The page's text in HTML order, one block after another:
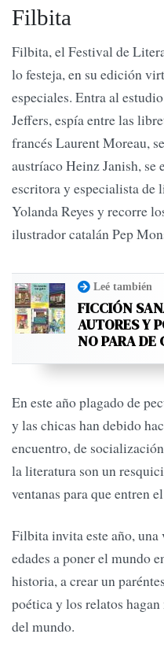
Filbita
Filbita, el Festival de
lo festeja, en su edición
especiales. Entra al
Jeffers, espía entre las
francés Laurent Moreau,
austríaco Heinz Janish, se
escritora y especialista
Yolanda Reyes y recorre
ilustrador catalán Pep
Leé también
FICCIÓN
AUTORES Y
NO PARA DE
En este año plagado de
y las chicas han debido
encuentro, de
la literatura son un
ventanas para que entren
Filbita invita este año, una
edades a poner el mundo
historia, a crear un
poética y los relatos
del mundo.